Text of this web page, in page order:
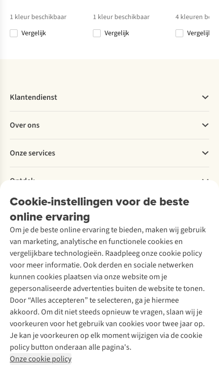
€50,00€49,00
€50,00
1 kleur beschikbaar
Vergelijk
1 kleur beschikbaar
Vergelijk
4 kleuren
Vergelijk
Cookie-instellingen voor de beste
online ervaring
Om je de beste online ervaring te bieden, maken wij gebruik
van marketing, analytische en functionele cookies en
vergelijkbare technologieën. Raadpleeg onze cookie policy
voor meer informatie. Ook derden en sociale netwerken
kunnen cookies plaatsen via onze website om je
gepersonaliseerde advertenties buiten de website te tonen.
Door “Alles accepteren” te selecteren, ga je hiermee
akkoord. Om dit niet steeds opnieuw te vragen, slaan wij je
voorkeuren voor het gebruik van cookies voor twee jaar op.
Je kan je voorkeuren op elk moment wijzigen via de cookie
policy button onderaan alle pagina's.
Onze cookie policy
Klantendienst
Bestellen
Betalen
Levering
Retourneren
Bestelling herroepen
Garantie
Contact
Over ons
Explore More
Verantwoord ondernemen
Over Ayacucho
Onze winkels
Over A.S.Adventure
Toegankelijkheidsverklaring
Onze services
Ski-onderhoud
Wasservice
Schoenonderhoud
Schoenherstelling
Kledingherstelling
Retouches
Voor bedrijven
Ontdek
A.S.Magazine
Podcast
Explore Academy
Explore Camp
Gear Check
Inspiratie & advies
Meld je aan voor de nieuwsbrief
Follow us
Disclaimer Privacy Policy
Algemene voorwaarden
Cookie Policy